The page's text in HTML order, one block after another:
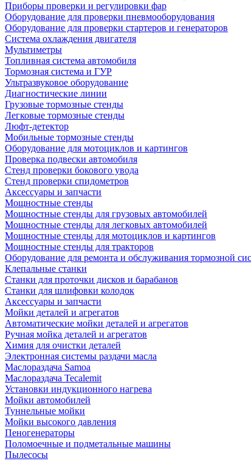
Приборы проверки и регулировки фар
Оборудование для проверки пневмооборудования
Оборудование для проверки стартеров и генераторов
Система охлаждения двигателя
Мультиметры
Топливная система автомобиля
Тормозная система и ГУР
Ультразвуковое оборудование
Диагностические линии
Грузовые тормозные стенды
Легковые тормозные стенды
Люфт-детектор
Мобильные тормозные стенды
Оборудование для мотоциклов и картингов
Проверка подвески автомобиля
Стенд проверки бокового увода
Стенд проверки спидометров
Аксессуары и запчасти
Мощностные стенды
Мощностные стенды для грузовых автомобилей
Мощностные стенды для легковых автомобилей
Мощностные стенды для мотоциклов и картингов
Мощностные стенды для тракторов
Оборудование для ремонта и обслуживания тормозной
Клепальные станки
Станки для проточки дисков и барабанов
Станки для шлифовки колодок
Аксессуары и запчасти
Мойки деталей и агрегатов
Автоматические мойки деталей и агрегатов
Ручная мойка деталей и агрегатов
Химия для очистки деталей
Электронная системы раздачи масла
Маслораздача Samoa
Маслораздача Tecalemit
Установки индукционного нагрева
Мойки автомобилей
Туннельные мойки
Мойки высокого давления
Пеногенераторы
Поломоечные и подметальные машины
Пылесосы